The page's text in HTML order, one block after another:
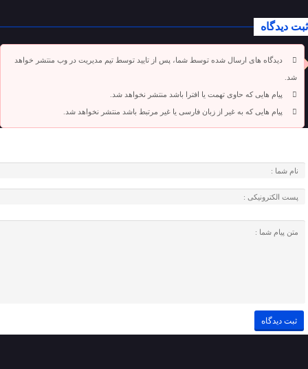
ثبت دیدگاه
دیدگاه های ارسال شده توسط شما، پس از تایید توسط تیم مدیریت در وب منتشر خواهد
شد.
پیام هایی که حاوی تهمت یا افترا باشد منتشر نخواهد شد.
پیام هایی که به غیر از زبان فارسی یا غیر مرتبط باشد منتشر نخواهد شد.